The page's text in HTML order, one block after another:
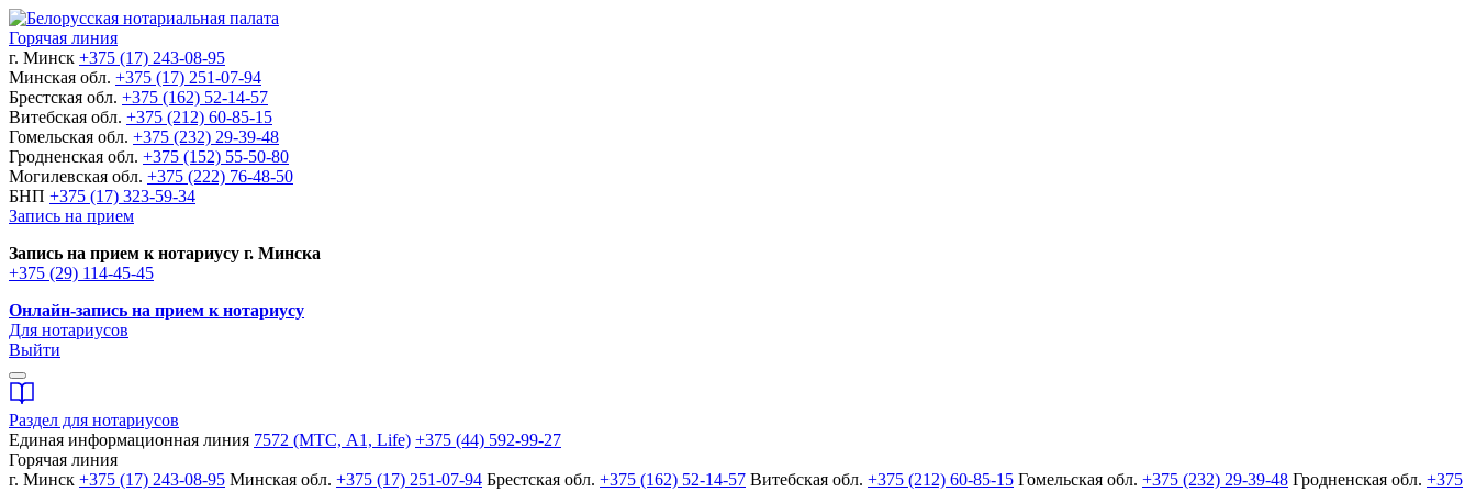
Горячая линия
г. Минск +375 (17) 243-08-95
Минская обл. +375 (17) 251-07-94
Брестская обл. +375 (162) 52-14-57
Витебская обл. +375 (212) 60-85-15
Гомельская обл. +375 (232) 29-39-48
Гродненская обл. +375 (152) 55-50-80
Могилевская обл. +375 (222) 76-48-50
БНП +375 (17) 323-59-34
Запись на прием
Запись на прием к нотариусу г. Минска
+375 (29) 114-45-45
Онлайн-запись на прием к нотариусу
Для нотариусов
Выйти
Раздел для нотариусов
Единая информационная линия 7572 (МТС, A1, Life) +375 (44) 592-99-27
Горячая линия
г. Минск +375 (17) 243-08-95 Минская обл. +375 (17) 251-07-94 Брестская обл. +375 (162) 52-14-57 Витебская обл. +375 (212) 60-85-15 Гомельская обл. +375 (232) 29-39-48 Гродненская обл. +375